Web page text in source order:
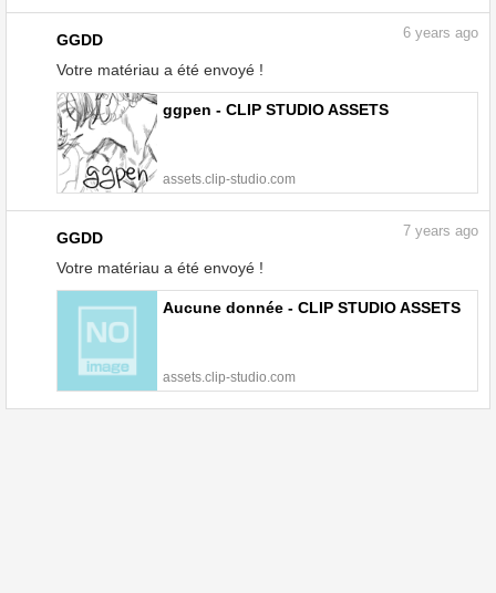
GGDD
Votre matériau a été envoyé !
6 years ago
ggpen - CLIP STUDIO ASSETS
assets.clip-studio.com
GGDD
Votre matériau a été envoyé !
7 years ago
Aucune donnée - CLIP STUDIO ASSETS
assets.clip-studio.com